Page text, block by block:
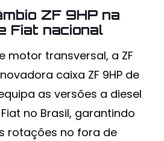
ZF 9HP na
Fiat nacional
motor transversal, a ZF
caixa ZF 9HP de
as versões a diesel
no Brasil, garantindo
rotações no fora de